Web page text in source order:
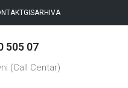
GISARHIVA
505 07
(Call Centar)